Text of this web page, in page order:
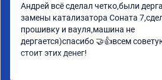
Андрей всё сделал четко,были
замены катализатора Соната
прошивку и вауля,машина не
дергается)спасибо 🤝👍всем
стоит этих денег!